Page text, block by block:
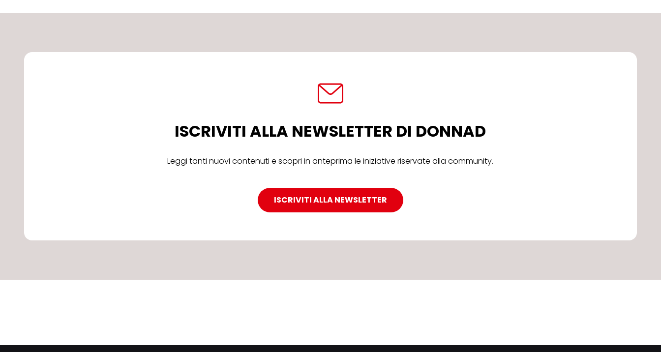
ISCRIVITI ALLA NEWSLETTER DI DONNAD
Leggi tanti nuovi contenuti e scopri in anteprima le iniziative riservate alla community.
ISCRIVITI ALLA NEWSLETTER